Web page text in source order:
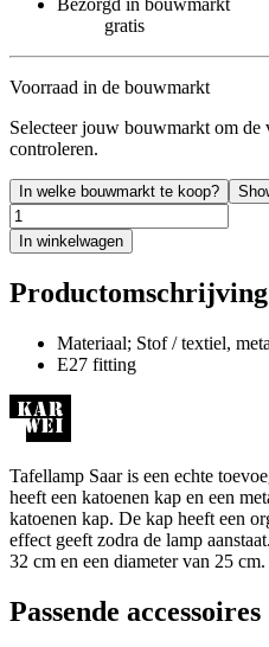
gratis
Voorraad in de bouwmarkt
Selecteer jouw bouwmarkt om
controleren.
In welke bouwmarkt te koop?
In winkelwagen
Productomschrijving
Materiaal; Stof / textiel,
E27 fitting
Tafellamp Saar is een echte
heeft een katoenen kap en een
katoenen kap. De kap heeft een
effect geeft zodra de lamp
32 cm en een diameter van 25 cm.
Passende accessoires